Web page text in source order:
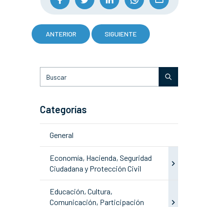
ANTERIOR SIGUIENTE
Categorías
General
Economía, Hacienda, Seguridad
Ciudadana y Protección Civil
Educación, Cultura,
Comunicación, Participación